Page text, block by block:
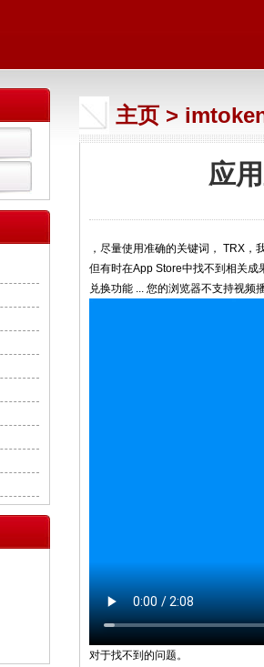
主页 >
应
，尽量使用准确的关键词， TRX，
但有时在App Store中找不到相关成
兑换功能 ... 您的浏览器不支持视频
对于找不到的问题。